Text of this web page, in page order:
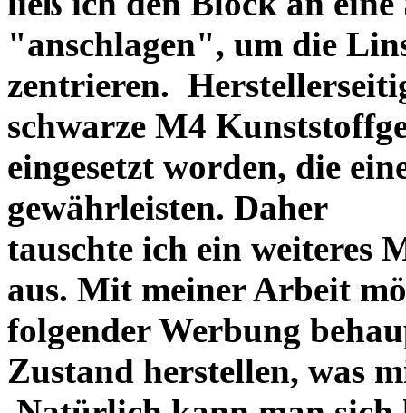
"anschlagen", um die
zentrieren.
schwarze M4
eingesetzt worden, die
gewährleisten. Daher
tauschte ich ein weiteres
aus. Mit meiner Arbeit
folgender Werbung
Zustand herstellen, was